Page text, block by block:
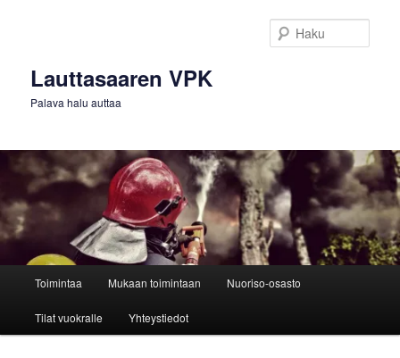
Lauttasaaren VPK
Palava halu auttaa
Toimintaa Mukaan toimintaan Nuoriso-osasto
Tilat vuokralle Yhteystiedot